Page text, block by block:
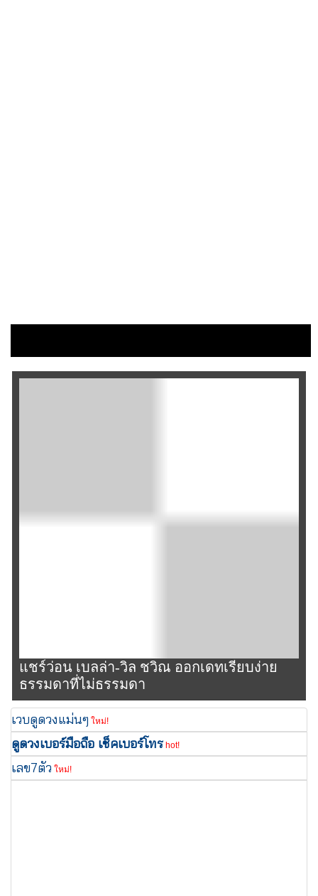
แชร์ว่อน เบลล่า-วิล ชวิณ ออกเดทเรียบง่าย
ธรรมดาที่ไม่ธรรมดา
เวบดูดวงแม่นๆ ใหม่!
ดูดวงเบอร์มือถือ เช็คเบอร์โทร hot!
เลข7ตัว ใหม่!